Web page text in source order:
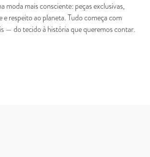
moda mais consciente: peças exclusivas,
e respeito ao planeta. Tudo começa com
— do tecido à história que queremos contar.